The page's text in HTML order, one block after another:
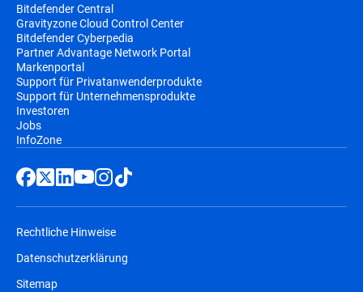
Bitdefender Central
Gravityzone Cloud Control Center
Bitdefender Cyberpedia
Partner Advantage Network Portal
Markenportal
Support für Privatanwenderprodukte
Support für Unternehmensprodukte
Investoren
Jobs
InfoZone
Rechtliche Hinweise
Datenschutzerklärung
Sitemap